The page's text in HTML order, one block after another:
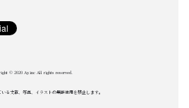
© 2020 Ay.inc All rights reserved.
る文章、写真、イラストの無断使用を禁止します。